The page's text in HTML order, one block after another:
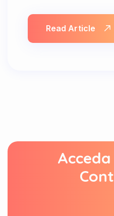
Read Article